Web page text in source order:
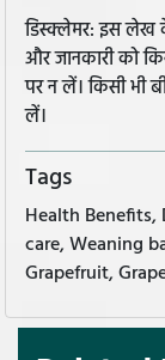
डिस्क्लेमर: इस लेख
और जानकारी को
पर न लें। किसी भी
लें।
Tags
Health
care, Weaning
Grapefruit,